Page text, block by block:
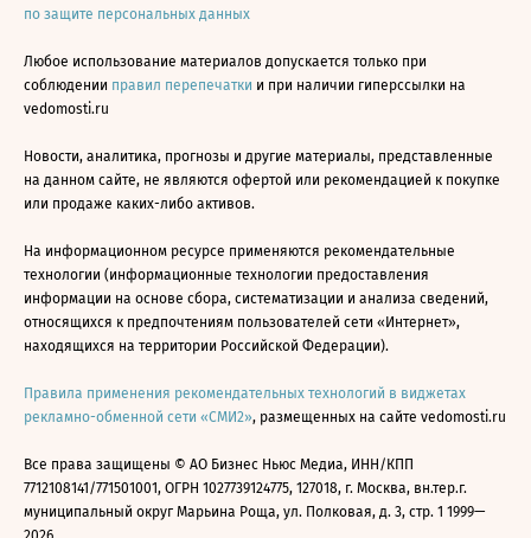
по защите персональных данных
Любое использование материалов допускается только при
соблюдении правил перепечатки и при наличии гиперссылки на
vedomosti.ru
Новости, аналитика, прогнозы и другие материалы, представленные
на данном сайте, не являются офертой или рекомендацией к покупке
или продаже каких-либо активов.
На информационном ресурсе применяются рекомендательные
технологии (информационные технологии предоставления
информации на основе сбора, систематизации и анализа сведений,
относящихся к предпочтениям пользователей сети «Интернет»,
находящихся на территории Российской Федерации).
Правила применения рекомендательных технологий в виджетах
рекламно-обменной сети «СМИ2», размещенных на сайте vedomosti.ru
Все права защищены © АО Бизнес Ньюс Медиа, ИНН/КПП
7712108141/771501001, ОГРН 1027739124775, 127018, г. Москва, вн.тер.г.
муниципальный округ Марьина Роща, ул. Полковая, д. 3, стр. 1 1999—